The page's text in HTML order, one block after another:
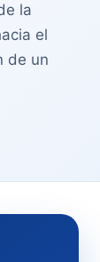
la
el
de un